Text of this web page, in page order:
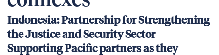
Indonesia: Partnership for Strengthening
the Justice and Security Sector
Supporting Pacific partners as they